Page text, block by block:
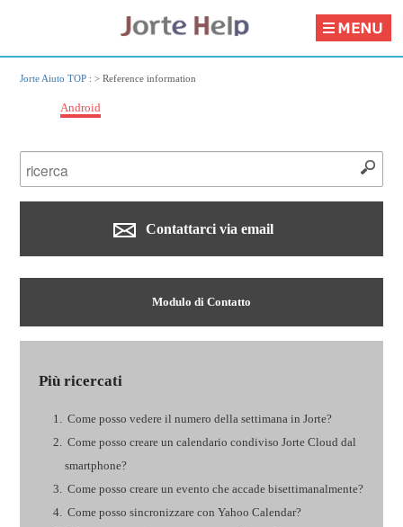
Jorte Aiuto TOP : >Reference information
Android
Contattarci via email
Modulo di Contatto
Più ricercati
Come posso vedere il numero della settimana in Jorte?
Come posso creare un calendario condiviso Jorte Cloud dal
smartphone?
Come posso creare un evento che accade bisettimanalmente?
Come posso sincronizzare con Yahoo Calendar?